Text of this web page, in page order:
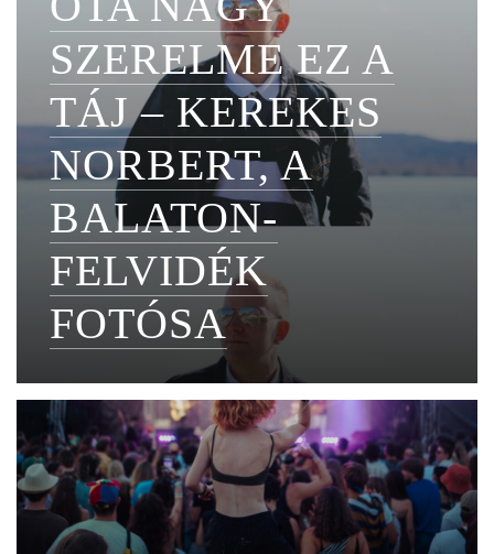
SZERELME EZ A
TÁJ – KEREKES
NORBERT, A
BALATON-
FELVIDÉK
FOTÓSA